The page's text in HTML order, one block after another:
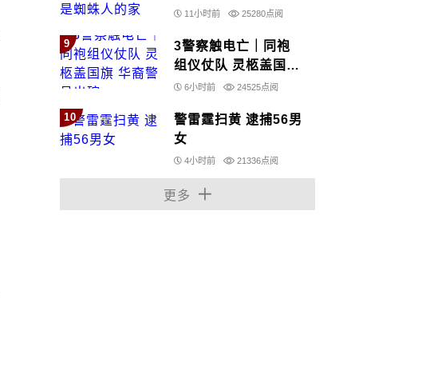
家11小时前 25280点阅
9
3警察触电亡｜同袍
组仪仗队 灵柩盖国旗
华裔警员出殡
6小时前 24525点阅
10
警雷霆扫黄 逮捕56男
女
4小时前 21336点阅
更多